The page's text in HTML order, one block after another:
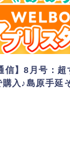
信】8月号：
入♪島原手延